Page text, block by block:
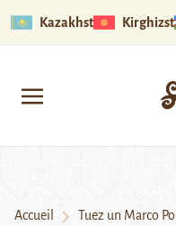
Kazakhstan
Accueil Tuez un Marco